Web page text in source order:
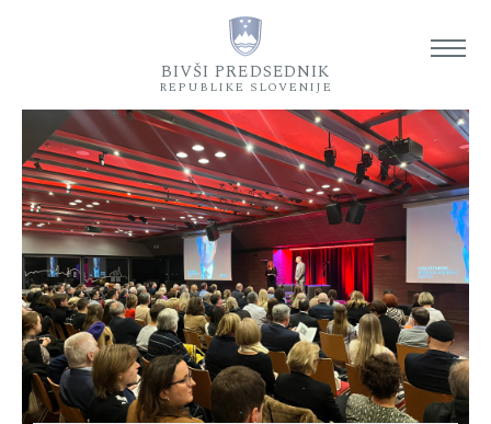
BIVŠI PREDSEDNIK
REPUBLIKE SLOVENIJE